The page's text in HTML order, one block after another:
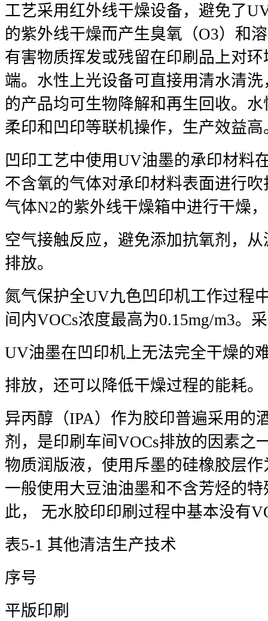
工艺采用红外线干燥设备，避免了
的紫外线干燥而产生臭氧（O3）和
有害物质挥发或残留在印刷品上对
端。水性上光设备可直接用清水清
的产品均可生物降解和再生回收。
柔印和凹印等联机操作，生产效益高
凹印工艺中使用UV油墨的承印材料
不含氧的气体对承印材料表面进行
气体N2的紫外线干燥箱中进行干燥
空气接触反应，避免添加抗氧剂，
排放。
氮气保护全UV九色凹印机工作过程
间内VOCs浓度最高为0.15mg/m3。
UV油墨在凹印机上无法完全干燥的
排放，还可以降低干燥过程的能耗。
异丙醇（IPA）作为胶印普遍采用的
剂，是印刷车间VOCs排放的因素之
物质润版液，使用斥墨的硅橡胶层
一般使用大豆油油墨和不含芳烃的
此， 无水胶印印刷过程中基本没有
表5-1 其他清洁生产技术
序号
平版印刷